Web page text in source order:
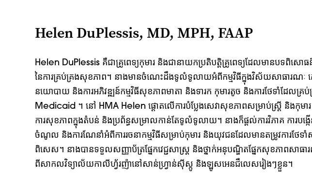
Helen DuPlessis, MD, MPH, FAAP
Helen DuPlessis គឺជាគ្រូពេទ្យកុមារ និងជានាយកប្រតិបត្តិគ្រូពេទ្យដែលមានបទពិសោធន៍
នៃការគ្រប់គ្រងសុខភាព។ នាងមានចំណេះដឹងទូលំទូលាយអំពីកម្មវិធីក្នុងវិស័យសាធារណៈ
នយោបាយ និងការអភិវឌ្ឍន៍កម្មវិធីសុខភាពមាតា និងទារក កុមារតូច និងការថែទាំដែលគ្រ
Medicaid ។ នៅ HMA Helen ផ្តោតលើការបំប្លែងសេវាសុខភាពសម្រាប់ស្ត្រី និងកុមារ
ការសុខភាពក្នុងតំបន់ និងប្រព័ន្ធសម្រាលកាន់តែទូលំទូលាយ។ នាងក៏ផ្តល់ការវិភាគ ការបង្កើ
ចំណូល និងការណែនាំអំពីការរចនាកម្មវិធីសម្រាប់កុមារ និងយុវជនដែលមានតម្រូវការថែទ
ពិសេស។ នាងបានទទួលសញ្ញាប័ត្រផ្នែកវេជ្ជសាស្ត្រ និងថ្នាក់អនុបណ្ឌិតផ្នែកសុខភាពសាធា
ពីសាកលវិទ្យាល័យកាលីហ្វ័រញ៉ានៅសាន់ហ្វ្រាន់ស៊ីស្កូ និងឡូសអេនជឺលេសរៀងៗខ្លួន។